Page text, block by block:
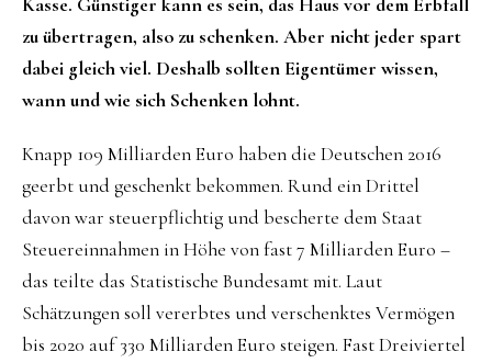
Kasse. Günstiger kann es sein, das Haus vor dem Erbfall
zu übertragen, also zu schenken. Aber nicht jeder spart
dabei gleich viel. Deshalb sollten Eigentümer wissen,
wann und wie sich Schenken lohnt.
Knapp 109 Milliarden Euro haben die Deutschen 2016
geerbt und geschenkt bekommen. Rund ein Drittel
davon war steuerpflichtig und bescherte dem Staat
Steuereinnahmen in Höhe von fast 7 Milliarden Euro –
das teilte das Statistische Bundesamt mit. Laut
Schätzungen soll vererbtes und verschenktes Vermögen
bis 2020 auf 330 Milliarden Euro steigen. Fast Dreiviertel